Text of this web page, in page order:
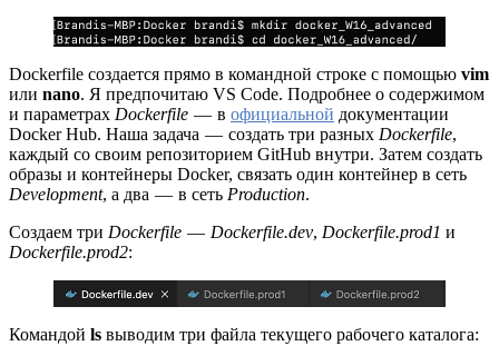
Dockerfile создается прямо в командной строке с помощью vim
или nano. Я предпочитаю VS Code. Подробнее о содержимом
и параметрах Dockerfile — в официальной документации
Docker Hub. Наша задача — создать три разных Dockerfile,
каждый со своим репозиторием GitHub внутри. Затем создать
образы и контейнеры Docker, связать один контейнер в сеть
Development, а два — в сеть Production.
Создаем три Dockerfile — Dockerfile.dev, Dockerfile.prod1 и
Dockerfile.prod2:
Командой ls выводим три файла текущего рабочего каталога: